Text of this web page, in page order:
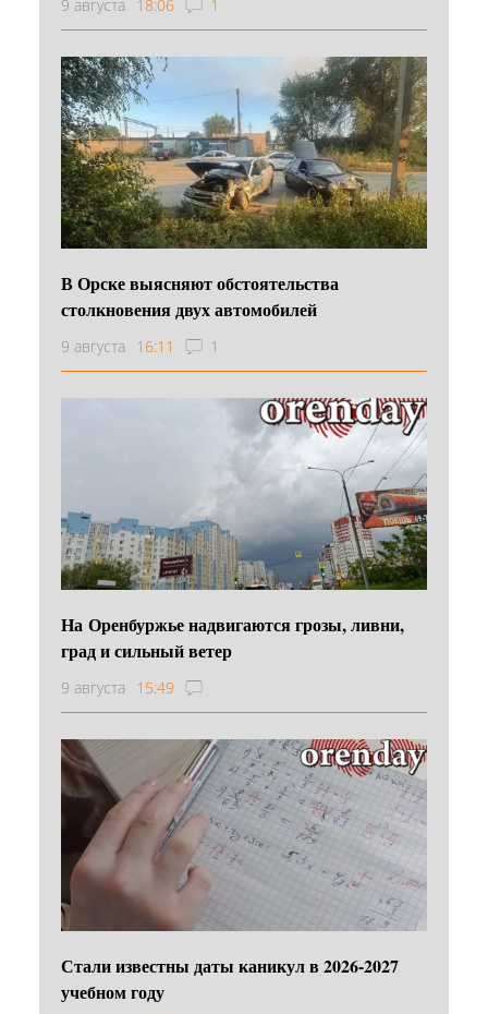
9 августа 18:06 1
В Орске выясняют обстоятельства
столкновения двух автомобилей
9 августа 16:11 1
На Оренбуржье надвигаются грозы, ливни,
град и сильный ветер
9 августа 15:49
Стали известны даты каникул в 2026-2027
учебном году